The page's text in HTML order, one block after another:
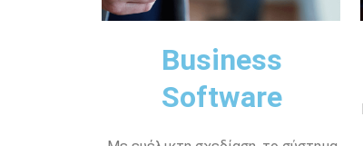
Business
Software